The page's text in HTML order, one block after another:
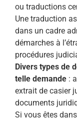
ou traductions
Une traduction
dans un cadre
démarches à
procédures
Divers types de
telle demande :
extrait de casier
documents
Si vous êtes